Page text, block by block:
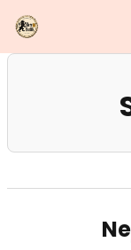
na
obsah